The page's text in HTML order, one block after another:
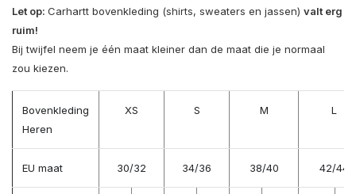
Let op: Carhartt bovenkleding (shirts, sweaters en jassen) valt erg
ruim!
Bij twijfel neem je één maat kleiner dan de maat die je normaal
zou kiezen.
Bovenkleding
Heren
XS S M L
EU maat 30/32 34/36 38/40 42/44